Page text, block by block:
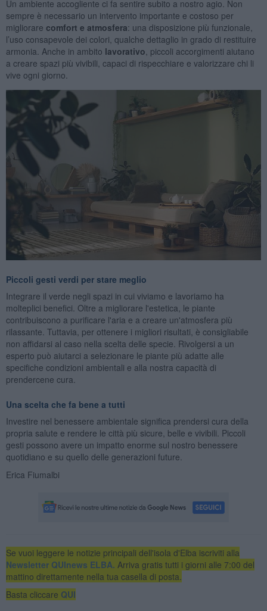
Un ambiente accogliente ci fa sentire subito a nostro agio. Non
sempre è necessario un intervento importante e costoso per
migliorare comfort e atmosfera: una disposizione più funzionale,
l’uso consapevole dei colori, qualche dettaglio in grado di restituire
armonia. Anche in ambito lavorativo, piccoli accorgimenti aiutano
a creare spazi più vivibili, capaci di rispecchiare e valorizzare chi li
vive ogni giorno.
Piccoli gesti verdi per stare meglio
Integrare il verde negli spazi in cui viviamo e lavoriamo ha
molteplici benefici. Oltre a migliorare l'estetica, le piante
contribuiscono a purificare l'aria e a creare un'atmosfera più
rilassante. Tuttavia, per ottenere i migliori risultati, è consigliabile
non affidarsi al caso nella scelta delle specie. Rivolgersi a un
esperto può aiutarci a selezionare le piante più adatte alle
specifiche condizioni ambientali e alla nostra capacità di
prendercene cura.
Una scelta che fa bene a tutti
Investire nel benessere ambientale significa prendersi cura della
propria salute e rendere le città più sicure, belle e vivibili. Piccoli
gesti possono avere un impatto enorme sul nostro benessere
quotidiano e su quello delle generazioni future.
Erica Fiumalbi
Se vuoi leggere le notizie principali dell'isola d'Elba iscriviti alla
Newsletter QUInews ELBA. Arriva gratis tutti i giorni alle 7:00 del
mattino direttamente nella tua casella di posta.
Basta cliccare QUI